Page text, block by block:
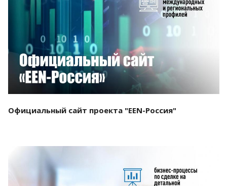
Смотреть проект
Официальный сайт проекта "EEN-Россия"